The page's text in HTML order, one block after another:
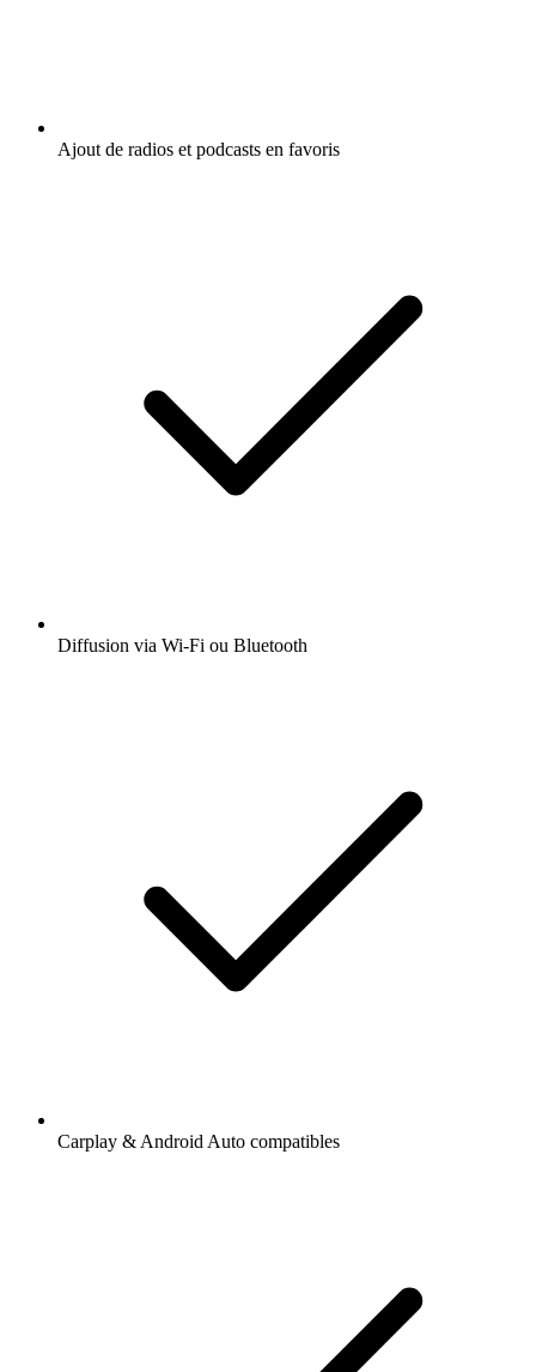
Ajout de radios et podcasts en favoris
Diffusion via Wi-Fi ou Bluetooth
Carplay & Android Auto compatibles